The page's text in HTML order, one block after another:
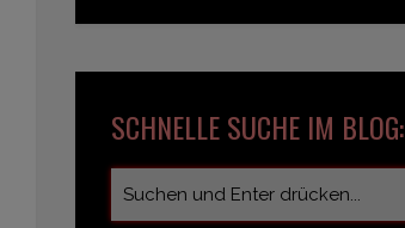
SCHNELLE SUCHE IM BLOG: